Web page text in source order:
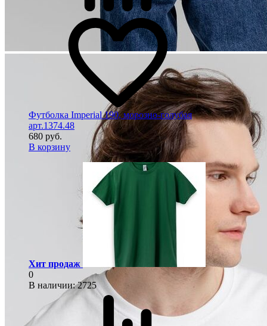
Футболка Imperial 190, морозно-голубая
арт.1374.48
680 руб.
В корзину
Хит продаж
0
В наличии: 2725